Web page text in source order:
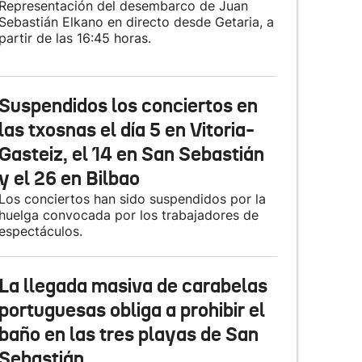
del desembarco de Juan
Elkano en directo desde Getaria, a
de las 16:45 horas.
los conciertos en
txosnas el día 5 en Vitoria-
el 14 en San Sebastián
el 26 en Bilbao
conciertos han sido suspendidos por la
convocada por los trabajadores de
llegada masiva de carabelas
obliga a prohibir el
en las tres playas de San